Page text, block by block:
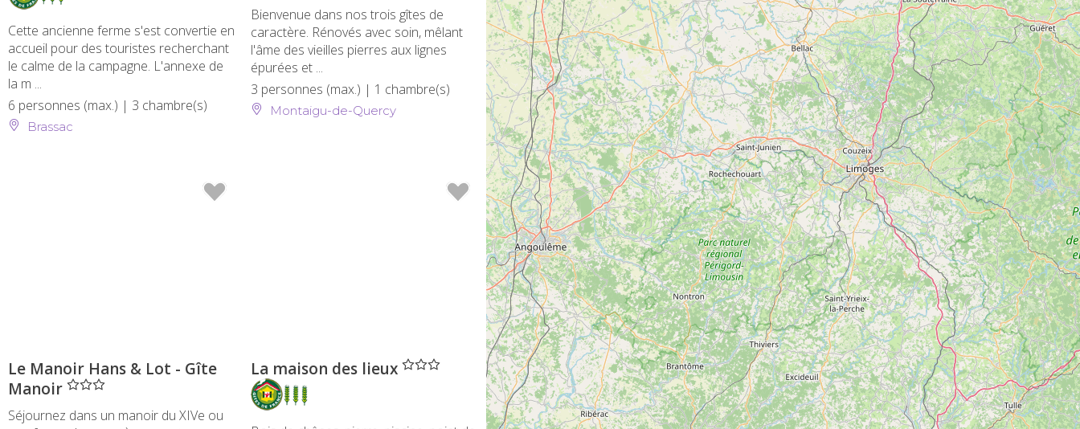
Cette ancienne ferme s'est convertie en
accueil pour des touristes recherchant
le calme de la campagne. L'annexe de
la m ...
6 personnes (max.) | 3 chambre(s)
Brassac
Bienvenue dans nos trois gîtes de
caractère. Rénovés avec soin, mêlant
l'âme des vieilles pierres aux lignes
épurées et ...
3 personnes (max.) | 1 chambre(s)
Montaigu-de-Quercy
Le Manoir Hans & Lot - Gîte
Manoir
Séjournez dans un manoir du XIVe ou
La maison des lieux